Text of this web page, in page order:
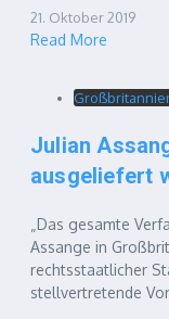
21. Oktober 2019
Read More
Julian
ausgeliefert
„Das gesamte
Assange in
rechtsstaatlicher
stellvertretende